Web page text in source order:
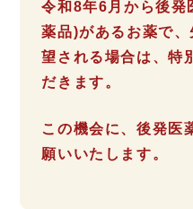
令和8年6月から後発
薬品)があるお薬で
望される場合は、特
だきます。
この機会に、後発医
願いいたします。